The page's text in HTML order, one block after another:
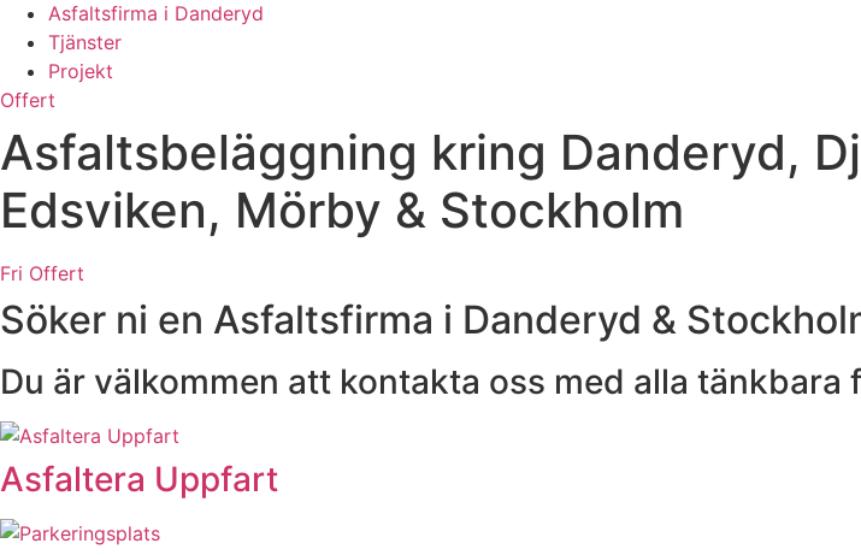
Asfaltsfirma i Danderyd
Tjänster
Projekt
Offert
Asfaltsbeläggning kring Danderyd,
Edsviken, Mörby & Stockholm
Fri Offert
Söker ni en Asfaltsfirma i Danderyd &
Du är välkommen att kontakta oss med alla
Asfaltera Uppfart